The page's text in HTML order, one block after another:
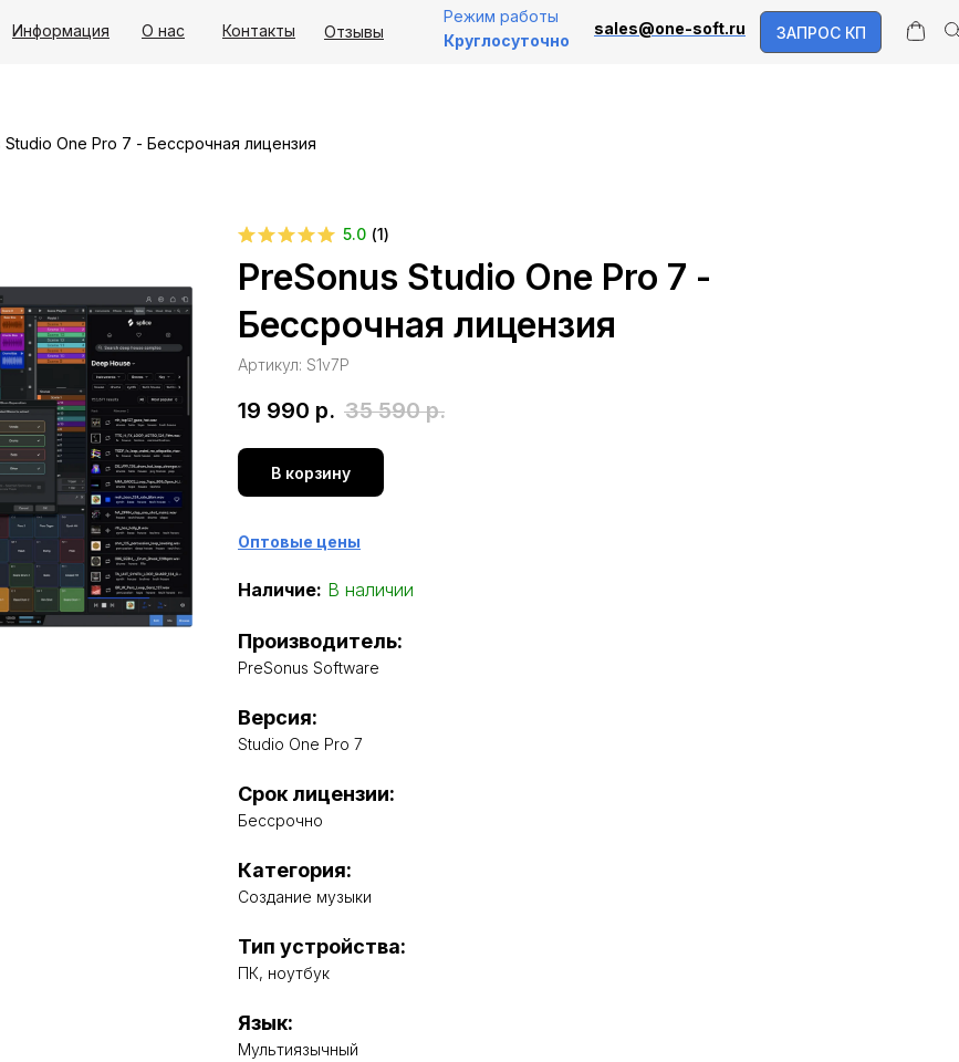
Информация О нас Контакты ЗАПРОС КП
sales@one-soft.ru
Режим работы
Круглосуточно
Отзывы
Studio One Pro 7 - Бессрочная лицензия
5.0 (1)
PreSonus Studio One Pro 7 -
Бессрочная лицензия
Артикул: S1v7P
19 990 р. 35 590 р.
В корзину
Оптовые цены
Наличие: В наличии
Производитель:
PreSonus Software
Версия:
Studio One Pro 7
Срок лицензии:
Бессрочно
Категория:
Создание музыки
Тип устройства:
ПК, ноутбук
Язык:
Мультиязычный